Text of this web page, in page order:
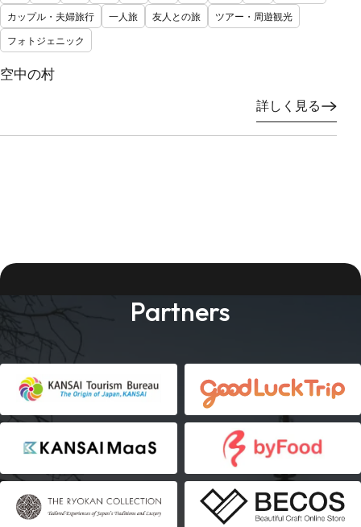
カップル・夫婦旅行
一人旅 友人との旅
ツアー・周遊観光
フォトジェニック
空中の村
詳しく見る
Partners